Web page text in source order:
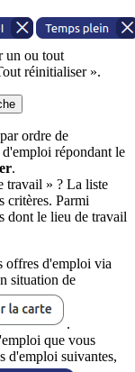
un ou tout
réinitialiser ».
ordre de
répondant le
.
travail » ? La liste
critères. Parmi
dont le lieu de travail
offres d'emploi via
situation de
.
que vous
d'emploi suivantes,